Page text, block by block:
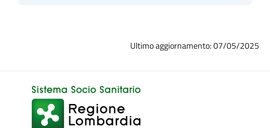
Ultimo aggiornamento: 07/05/2025